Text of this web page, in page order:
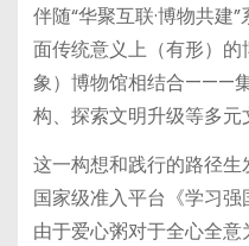
伴随“华聚互联·博物共建
面传统意义上（有形）
象）博物馆相结合———
构、探索文明升级等多元
这一构想和践行的路径
国家级准入平台《学习强
由于爱心粥对于全心全意